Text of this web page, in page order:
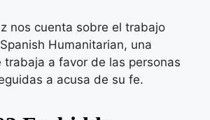
nos cuenta sobre el trabajo
Humanitarian, una
trabaja a favor de las personas
a acusa de su fe.